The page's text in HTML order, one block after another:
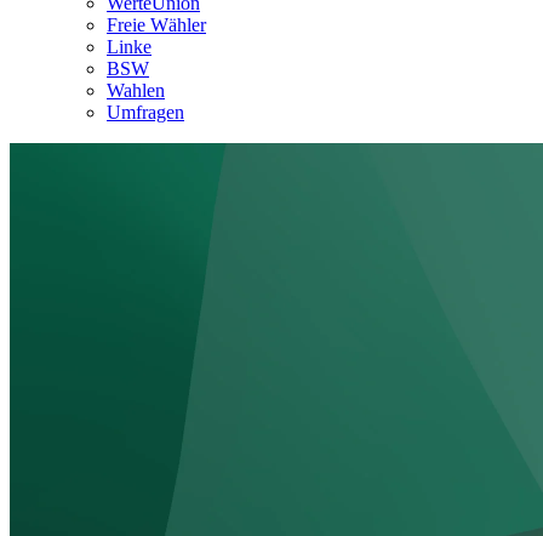
Freie Wähler
Linke
BSW
Wahlen
Umfragen